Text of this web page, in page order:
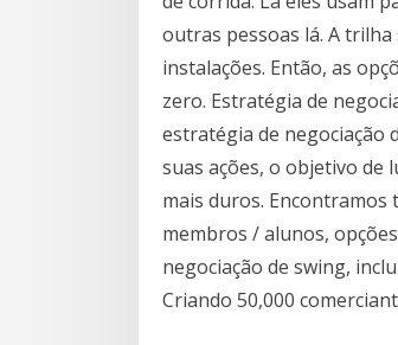
outras pessoas lá. A
instalações. Então, as
zero. Estratégia de
estratégia de negociação
suas ações, o objetivo de
mais duros. Encontramos
membros / alunos,
negociação de swing,
Criando 50,000